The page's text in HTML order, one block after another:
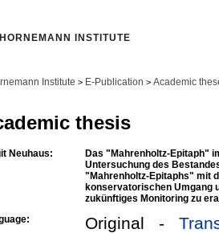
HORNEMANN INSTITUTE
Institute > E-Publication > Academic
thesis
Neuhaus:
Das "Mahrenholtz-Epitaph"
Untersuchung des
"Mahrenholtz-Epitaphs" mit
konservatorischen Umgang
zukünftiges Monitoring zu
Original -